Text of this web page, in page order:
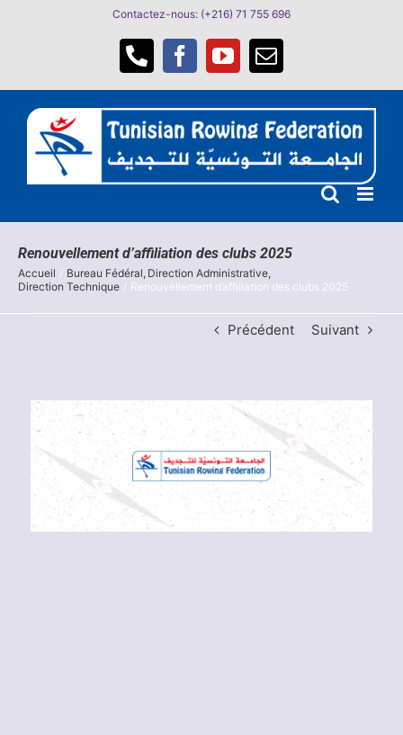
Contactez-nous: (+216) 71 755 696
Téléphone
Facebook
YouTube
Email
Renouvellement d’affiliation des clubs 2025
Accueil Bureau Fédéral Direction Administrative
Direction Technique
Renouvellement d’affiliation des clubs 2025
Précédent Suivant
Voir
l'image